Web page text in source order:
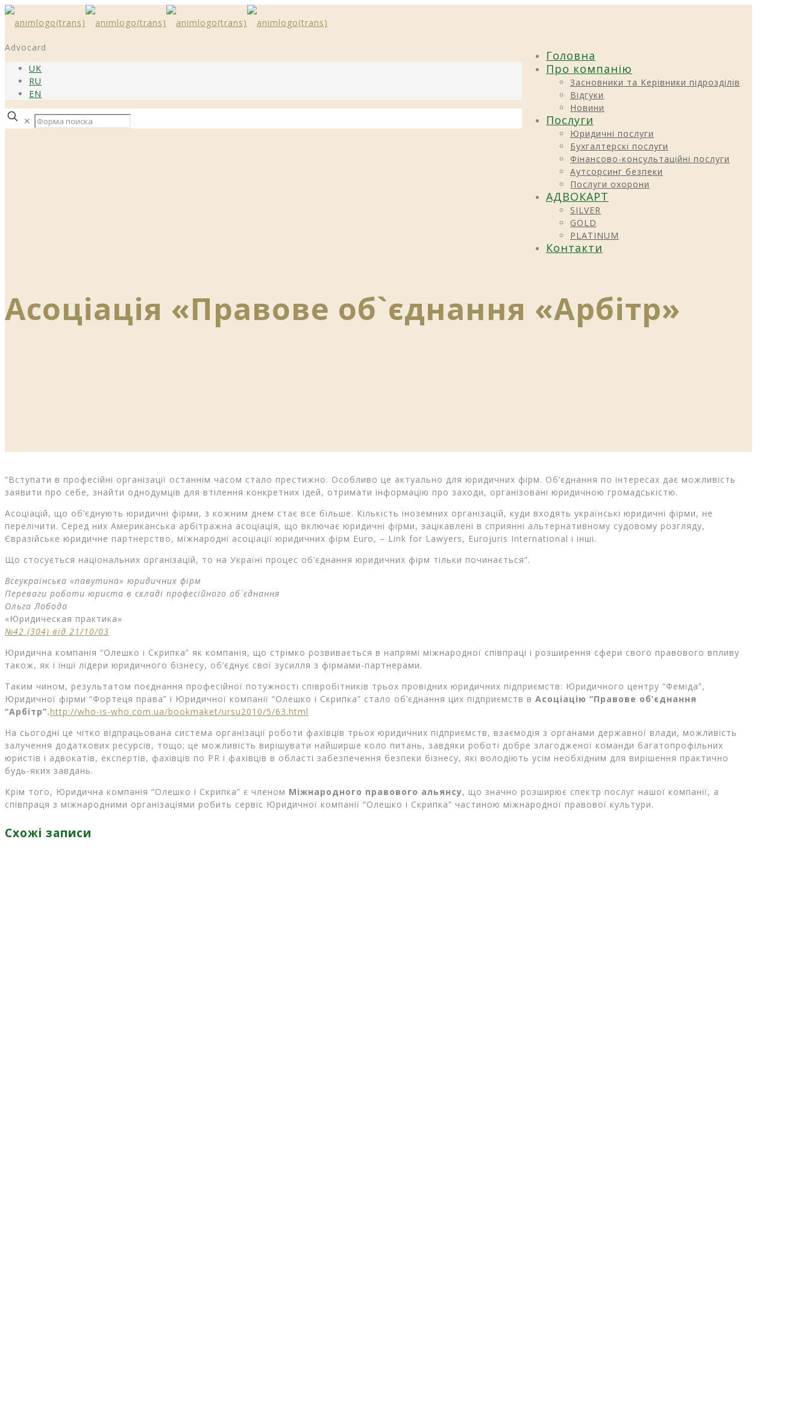
Головна
Про компанію
Засновники та Керівники підрозділів
Відгуки
Новини
Послуги
Юридичні послуги
Бухгалтерскі послуги
Фінансово-консультаційні послуги
Аутсорсинг безпеки
Послуги охорони
АДВОКАРТ
SILVER
GOLD
PLATINUM
Контакти
Advocard
UK
RU
EN
✕
Асоціація «Правове об`єднання «Арбітр»
“Вступати в професійні організації останнім часом стало престижно. Особливо це актуально для юридичних фірм. Об’єднання по інтересах дає можливість
заявити про себе, знайти однодумців для втілення конкретних ідей, отримати інформацію про заходи, організовані юридичною громадськістю.
Асоціацій, що об’єднують юридичні фірми, з кожним днем стає все більше. Кількість іноземних організацій, куди входять українські юридичні фірми, не
перелічити. Серед них Американська арбітражна асоціація, що включає юридичні фірми, зацікавлені в сприянні альтернативному судовому розгляду,
Євразійське юридичне партнерство, міжнародні асоціації юридичних фірм Euro, – Link for Lawyers, Eurojuris International і інші.
Що стосується національних організацій, то на Україні процес об’єднання юридичних фірм тільки починається”.
Всеукраїнська «павутина» юридичних фірм
Переваги роботи юриста в складі професійного об`єднання
Ольга Лобода
«Юридическая практика»
№42 (304) від 21/10/03
Юридична компанія “Олешко і Скрипка” як компанія, що стрімко розвивається в напрямі міжнародної співпраці і розширення сфери свого правового впливу
також, як і інші лідери юридичного бізнесу, об’єднує свої зусилля з фірмами-партнерами.
Таким чином, результатом поєднання професійної потужності співробітників трьох провідних юридичних підприємств: Юридичного центру “Феміда”,
Юридичної фірми “Фортеця права” і Юридичної компанії “Олешко і Скрипка” стало об’єднання цих підприємств в Асоціацію “Правове об’єднання
“Арбітр”.http://who-is-who.com.ua/bookmaket/ursu2010/5/63.html
На сьогодні це чітко відпрацьована система організації роботи фахівців трьох юридичних підприємств, взаємодія з органами державної влади, можливість
залучення додаткових ресурсів, тощо; це можливість вирішувати найширше коло питань, завдяки роботі добре злагодженої команди багатопрофільних
юристів і адвокатів, експертів, фахівців по PR і фахівців в області забезпечення безпеки бізнесу, які володіють усім необхідним для вирішення практично
будь-яких завдань.
Крім того, Юридична компанія “Олешко і Скрипка” є членом Міжнародного правового альянсу, що значно розширює спектр послуг нашої компанії, а
співпраця з міжнародними організаціями робить сервіс Юридичної компанії “Олешко і Скрипка” частиною міжнародної правової культури.
Схожі записи